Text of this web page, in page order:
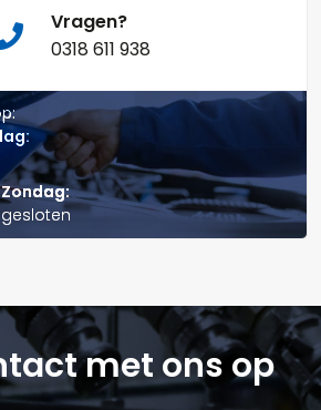
Vragen?
0318 611 938
Zondag:
gesloten
met ons op